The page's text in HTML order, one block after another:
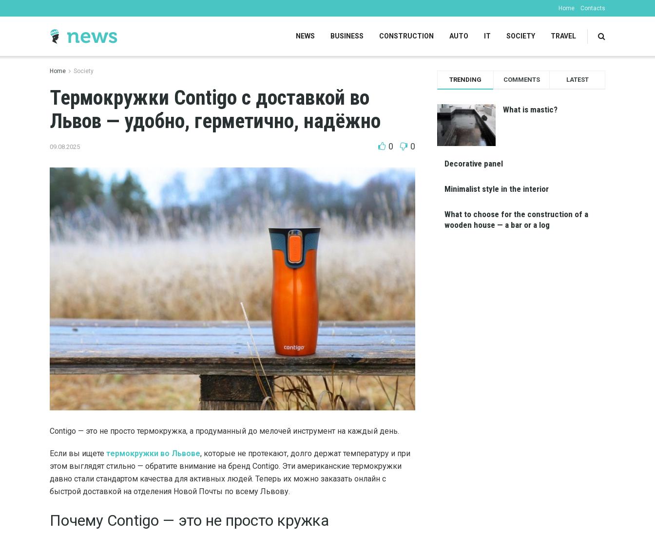
Home Contacts
NEWS BUSINESS CONSTRUCTION AUTO IT SOCIETY TRAVEL
Home Society
Термокружки Contigo с доставкой во
Львов — удобно, герметично, надёжно
09.08.2025 0 0
Contigo — это не просто термокружка, а продуманный до мелочей инструмент на каждый день.
Если вы ищете термокружки во Львове, которые не протекают, долго держат температуру и при
этом выглядят стильно — обратите внимание на бренд Contigo. Эти американские термокружки
давно стали стандартом качества для активных людей. Теперь их можно заказать онлайн с
быстрой доставкой на отделения Новой Почты по всему Львову.
Почему Contigo — это не просто кружка
TRENDING COMMENTS LATEST
What is mastic?
Decorative panel
Minimalist style in the interior
What to choose for the construction of a
wooden house — a bar or a log